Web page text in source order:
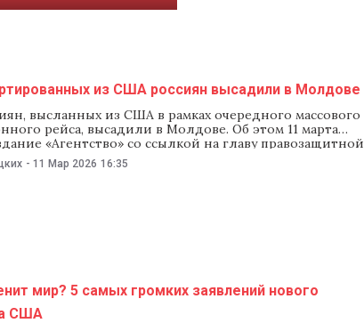
из США россиян высадили в Молдове
высланных из США в рамках очередного массового
рейса, высадили в Молдове. Об этом 11 марта
«Агентство» со ссылкой на главу правозащитной
Russian America for Democracy in Russia Дмитрия
информации издания, накануне из США вылетел
- 11 Мар 2026 16:35
мир? 5 самых громких заявлений нового
США